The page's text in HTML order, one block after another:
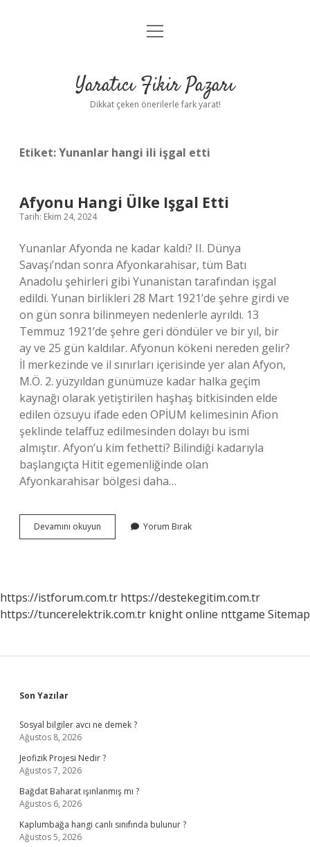
Anasayfa
Yasal Uyarı
menüyü
Yaratıcı Fikir Pazarı
Dikkat çeken önerilerle fark yarat!
Etiket:Yunanlar hangi ili işgal etti
Afyonu Hangi Ülke Işgal Etti
Tarih: Ekim 24, 2024
Yunanlar Afyonda ne kadar kaldı? II. Dünya
Savaşı’ndan sonra Afyonkarahisar, tüm Batı
Anadolu şehirleri gibi Yunanistan tarafından işgal
edildi. Yunan birlikleri 28 Mart 1921’de şehre girdi ve
on gün sonra bilinmeyen nedenlerle ayrıldı. 13
Temmuz 1921’de şehre geri döndüler ve bir yıl, bir
ay ve 25 gün kaldılar. Afyonun kökeni nereden gelir?
İl merkezinde ve il sınırları içerisinde yer alan Afyon,
M.Ö. 2. yüzyıldan günümüze kadar halka geçim
kaynağı olarak yetiştirilen haşhaş bitkisinden elde
edilen özsuyu ifade eden OPİUM kelimesinin Afion
şeklinde telaffuz edilmesinden dolayı bu ismi
almıştır. Afyon’u kim fethetti? Bilindiği kadarıyla
başlangıçta Hitit egemenliğinde olan
Afyonkarahisar bölgesi daha…
Devamını okuyun
Hangi
Yorum Bırak
https://istforum.com.tr https://destekegitim.com.tr
https://tuncerelektrik.com.tr knight online nttgame Sitemap
Sidebar
Son Yazılar
Sosyal bilgiler avcı ne demek ?
Ağustos 8, 2026
Jeofizik Projesi Nedir ?
Ağustos 7, 2026
Bağdat Baharat ışınlanmış mı ?
Ağustos 6, 2026
Kaplumbağa hangi canlı sınıfında bulunur ?
Ağustos 5, 2026